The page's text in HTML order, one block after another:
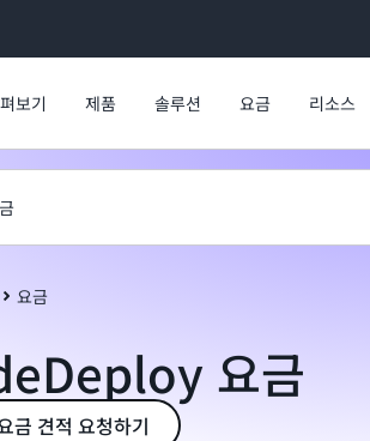
보기 제품 솔루션 요금 리소스
요금
요금
금 견적 요청하기